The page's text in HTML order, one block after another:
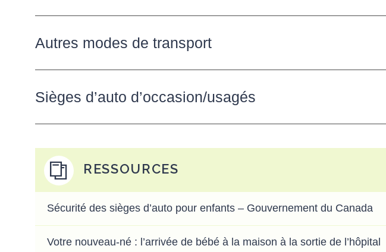
Autres modes de transport
Sièges d’auto d’occasion/usagés
RESSOURCES
Sécurité des sièges d’auto pour enfants – Gouvernement du Canada
Votre nouveau-né : l’arrivée de bébé à la maison à la sortie de l’hôpital